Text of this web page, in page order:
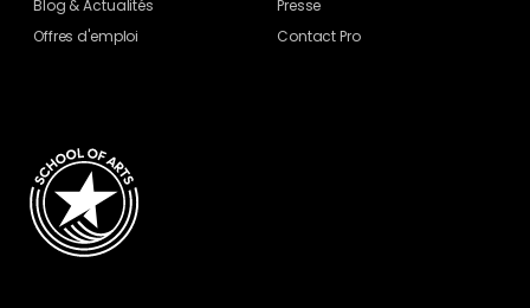
Blog & Actualités
Presse
Offres d'emploi
Contact Pro